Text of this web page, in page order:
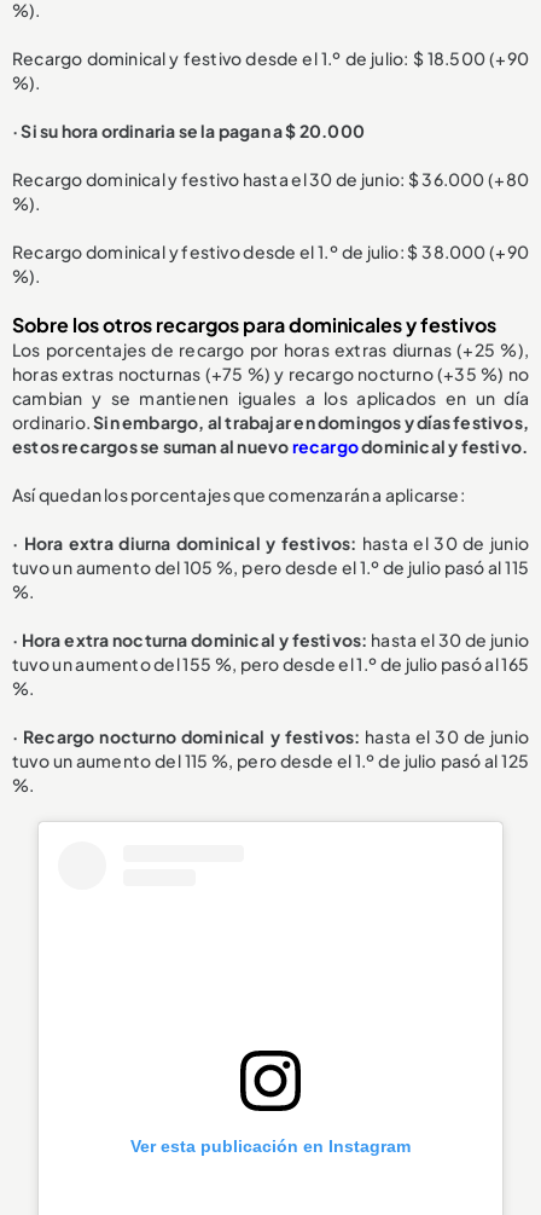
%).
Recargo dominical y festivo desde el 1.º de julio: $ 18.500 (+90
%).
· Si su hora ordinaria se la pagan a $ 20.000
Recargo dominical y festivo hasta el 30 de junio: $ 36.000 (+80
%).
Recargo dominical y festivo desde el 1.º de julio: $ 38.000 (+90
%).
Sobre los otros recargos para dominicales y festivos
Los porcentajes de recargo por horas extras diurnas (+25 %),
horas extras nocturnas (+75 %) y recargo nocturno (+35 %) no
cambian y se mantienen iguales a los aplicados en un día
ordinario.Sin embargo, al trabajar en domingos y días festivos,
estos recargos se suman al nuevorecargodominical y festivo.
Así quedan los porcentajes que comenzarán a aplicarse:
· Hora extra diurna dominical y festivos: hasta el 30 de junio
tuvo un aumento del 105 %, pero desde el 1.º de julio pasó al 115
%.
· Hora extra nocturna dominical y festivos: hasta el 30 de junio
tuvo un aumento del 155 %, pero desde el 1.º de julio pasó al 165
%.
· Recargo nocturno dominical y festivos: hasta el 30 de junio
tuvo un aumento del 115 %, pero desde el 1.º de julio pasó al 125
%.
Ver esta publicación en Instagram